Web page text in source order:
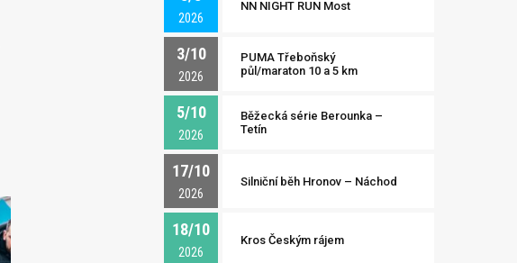
2026
NN NIGHT RUN Most
3/10
2026
PUMA Třeboňský
půl/maraton 10 a 5 km
5/10
2026
Běžecká série Berounka –
Tetín
17/10
2026
Silniční běh Hronov – Náchod
18/10
2026
Kros Českým rájem